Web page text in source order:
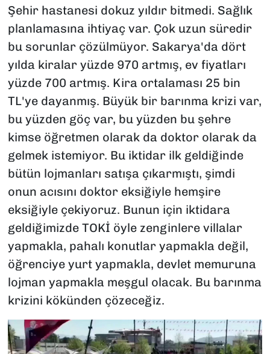
Şehir hastanesi dokuz yıldır bitmedi. Sağlık
planlamasına ihtiyaç var. Çok uzun süredir
bu sorunlar çözülmüyor. Sakarya'da dört
yılda kiralar yüzde 970 artmış, ev fiyatları
yüzde 700 artmış. Kira ortalaması 25 bin
TL'ye dayanmış. Büyük bir barınma krizi var,
bu yüzden göç var, bu yüzden bu şehre
kimse öğretmen olarak da doktor olarak da
gelmek istemiyor. Bu iktidar ilk geldiğinde
bütün lojmanları satışa çıkarmıştı, şimdi
onun acısını doktor eksiğiyle hemşire
eksiğiyle çekiyoruz. Bunun için iktidara
geldiğimizde TOKİ öyle zenginlere villalar
yapmakla, pahalı konutlar yapmakla değil,
öğrenciye yurt yapmakla, devlet memuruna
lojman yapmakla meşgul olacak. Bu barınma
krizini kökünden çözeceğiz.